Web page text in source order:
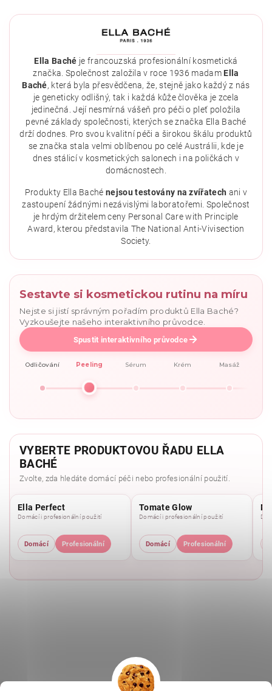
Vložením hodnocení souhlasíte sezásadami ochrany
Ella Baché je francouzská profesionální kosmetická
značka. Společnost založila v roce 1936 madam Ella
Baché, která byla přesvědčena, že, stejně jako každý z nás
je geneticky odlišný, tak i každá kůže člověka je zcela
jedinečná. Její nesmírná vášeň pro péči o pleť položila
pevné základy společnosti, kterých se značka Ella Baché
drží dodnes. Pro svou kvalitní péči a širokou škálu produktů
se značka stala velmi oblíbenou po celé Austrálii, kde je
dnes stálicí v kosmetických salonech i na poličkách v
domácnostech.
Produkty Ella Bachénejsou testovány na zvířatech ani v
zastoupení žádnými nezávislými laboratořemi. Společnost
je hrdým držitelem ceny Personal Care with Principle
Award, kterou představila The National Anti-Vivisection
Society.
Sestavte si kosmetickou rutinu na míru
Nejste si jistí správným pořadím produktů Ella Baché?
Vyzkoušejte našeho interaktivního průvodce.
Spustit interaktivního průvodce
Odličování Peeling Sérum Krém Masáž
VYBERTE PRODUKTOVOU ŘADU ELLA
BACHÉ
Zvolte, zda hledáte domácí péči nebo profesionální použití.
Ella Perfect
Domácí i profesionální použití
Domácí Profesionální
Tomate Glow
Domácí i profesionální použití
Domácí Profesionální